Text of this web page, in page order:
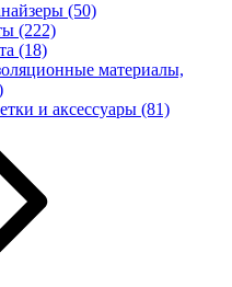
(50)
(222)
(18)
материалы,
и аксессуары (81)